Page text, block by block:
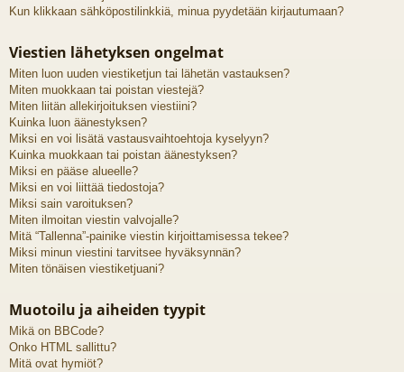
Kun klikkaan sähköpostilinkkiä, minua pyydetään kirjautumaan?
Viestien lähetyksen ongelmat
Miten luon uuden viestiketjun tai lähetän vastauksen?
Miten muokkaan tai poistan viestejä?
Miten liitän allekirjoituksen viestiini?
Kuinka luon äänestyksen?
Miksi en voi lisätä vastausvaihtoehtoja kyselyyn?
Kuinka muokkaan tai poistan äänestyksen?
Miksi en pääse alueelle?
Miksi en voi liittää tiedostoja?
Miksi sain varoituksen?
Miten ilmoitan viestin valvojalle?
Mitä “Tallenna”-painike viestin kirjoittamisessa tekee?
Miksi minun viestini tarvitsee hyväksynnän?
Miten tönäisen viestiketjuani?
Muotoilu ja aiheiden tyypit
Mikä on BBCode?
Onko HTML sallittu?
Mitä ovat hymiöt?